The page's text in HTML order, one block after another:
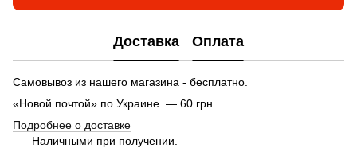
Доставка Оплата
Самовывоз из нашего магазина - бесплатно.
«Новой почтой» по Украине — 60 грн.
Подробнее о доставке
Наличными при получении.